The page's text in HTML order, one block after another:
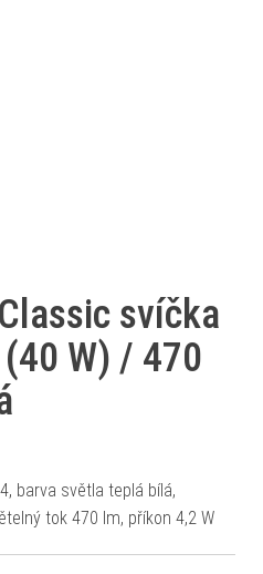
svíčka
W) / 470
barva světla teplá bílá,
tok 470 lm, příkon 4,2 W